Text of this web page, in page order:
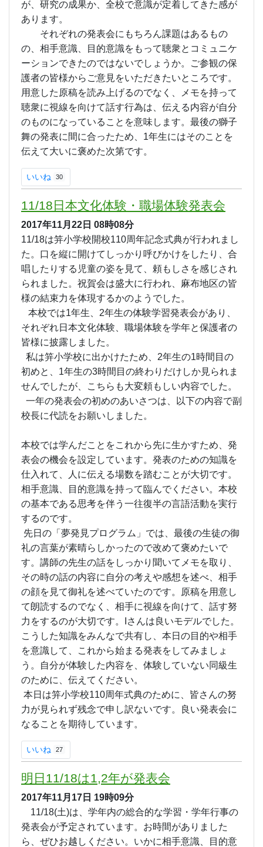
が、研究の成果か、全校で意識が定着してきた感が
あります。
それぞれの発表会にもちろん課題はあるもの
の、相手意識、目的意識をもって聴衆とコミュニケ
ーションできたのではないでしょうか。ご参観の保
護者の皆様からご意見をいただきたいところです。
用意した原稿を読み上げるのでなく、メモを持って
聴衆に視線を向けて話す行為は、伝える内容が自分
のものになっていることを意味します。最後の獅子
舞の発表に間に合ったため、1年生にはそのことを
伝えて大いに褒めた次第です。
いいね 30
11/18日本文化体験・職場体験発表会
2017年11月22日 08時08分
11/18は笄小学校開校110周年記念式典が行われまし
た。口を縦に開けてしっかり呼びかけをしたり、合
唱したりする児童の姿を見て、頼もしさを感じされ
られました。祝賀会は盛大に行われ、麻布地区の皆
様の結束力を体現するかのようでした。
本校では1年生、2年生の体験学習発表会があり、
それぞれ日本文化体験、職場体験を学年と保護者の
皆様に披露しました。
私は笄小学校に出かけたため、2年生の1時間目の
初めと、1年生の3時間目の終わりだけしか見られま
せんでしたが、こちらも大変頼もしい内容でした。
一年の発表会の初めのあいさつは、以下の内容で副
校長に代読をお願いしました。
本校では学んだことをこれから先に生かすため、発
表会の機会を設定しています。発表のための知識を
仕入れて、人に伝える場数を踏むことが大切です。
相手意識、目的意識を持って臨んでください。本校
の基本である思考を伴う一往復半の言語活動を実行
するのです。
先日の「夢発見プログラム」では、最後の生徒の御
礼の言葉が素晴らしかったので改めて褒めたいで
す。講師の先生の話をしっかり聞いてメモを取り、
その時の話の内容に自分の考えや感想を述べ、相手
の顔を見て御礼を述べていたのです。原稿を用意し
て朗読するのでなく、相手に視線を向けて、話す努
力をするのが大切です。Iさんは良いモデルでした。
こうした知識をみんなで共有し、本日の目的や相手
を意識して、これから始まる発表をしてみましょ
う。自分が体験した内容を、体験していない同級生
のために、伝えてください。
本日は笄小学校110周年式典のために、皆さんの努
力が見られず残念で申し訳ないです。良い発表会に
なることを期待しています。
いいね 27
明日11/18は1,2年が発表会
2017年11月17日 19時09分
11/18(土)は、学年内の総合的な学習・学年行事の
発表会が予定されています。お時間がありました
ら、ぜひお越しください。いかに相手意識、目的意